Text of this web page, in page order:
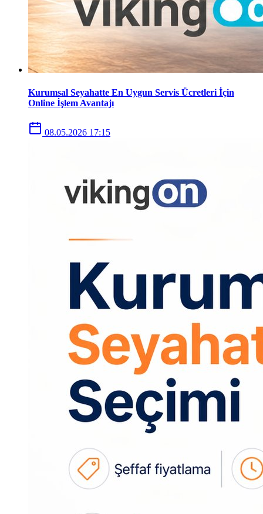
Kurumsal Seyahatte En Uygun Servis Ücretleri İçin
Online İşlem Avantajı
08.05.2026 17:15